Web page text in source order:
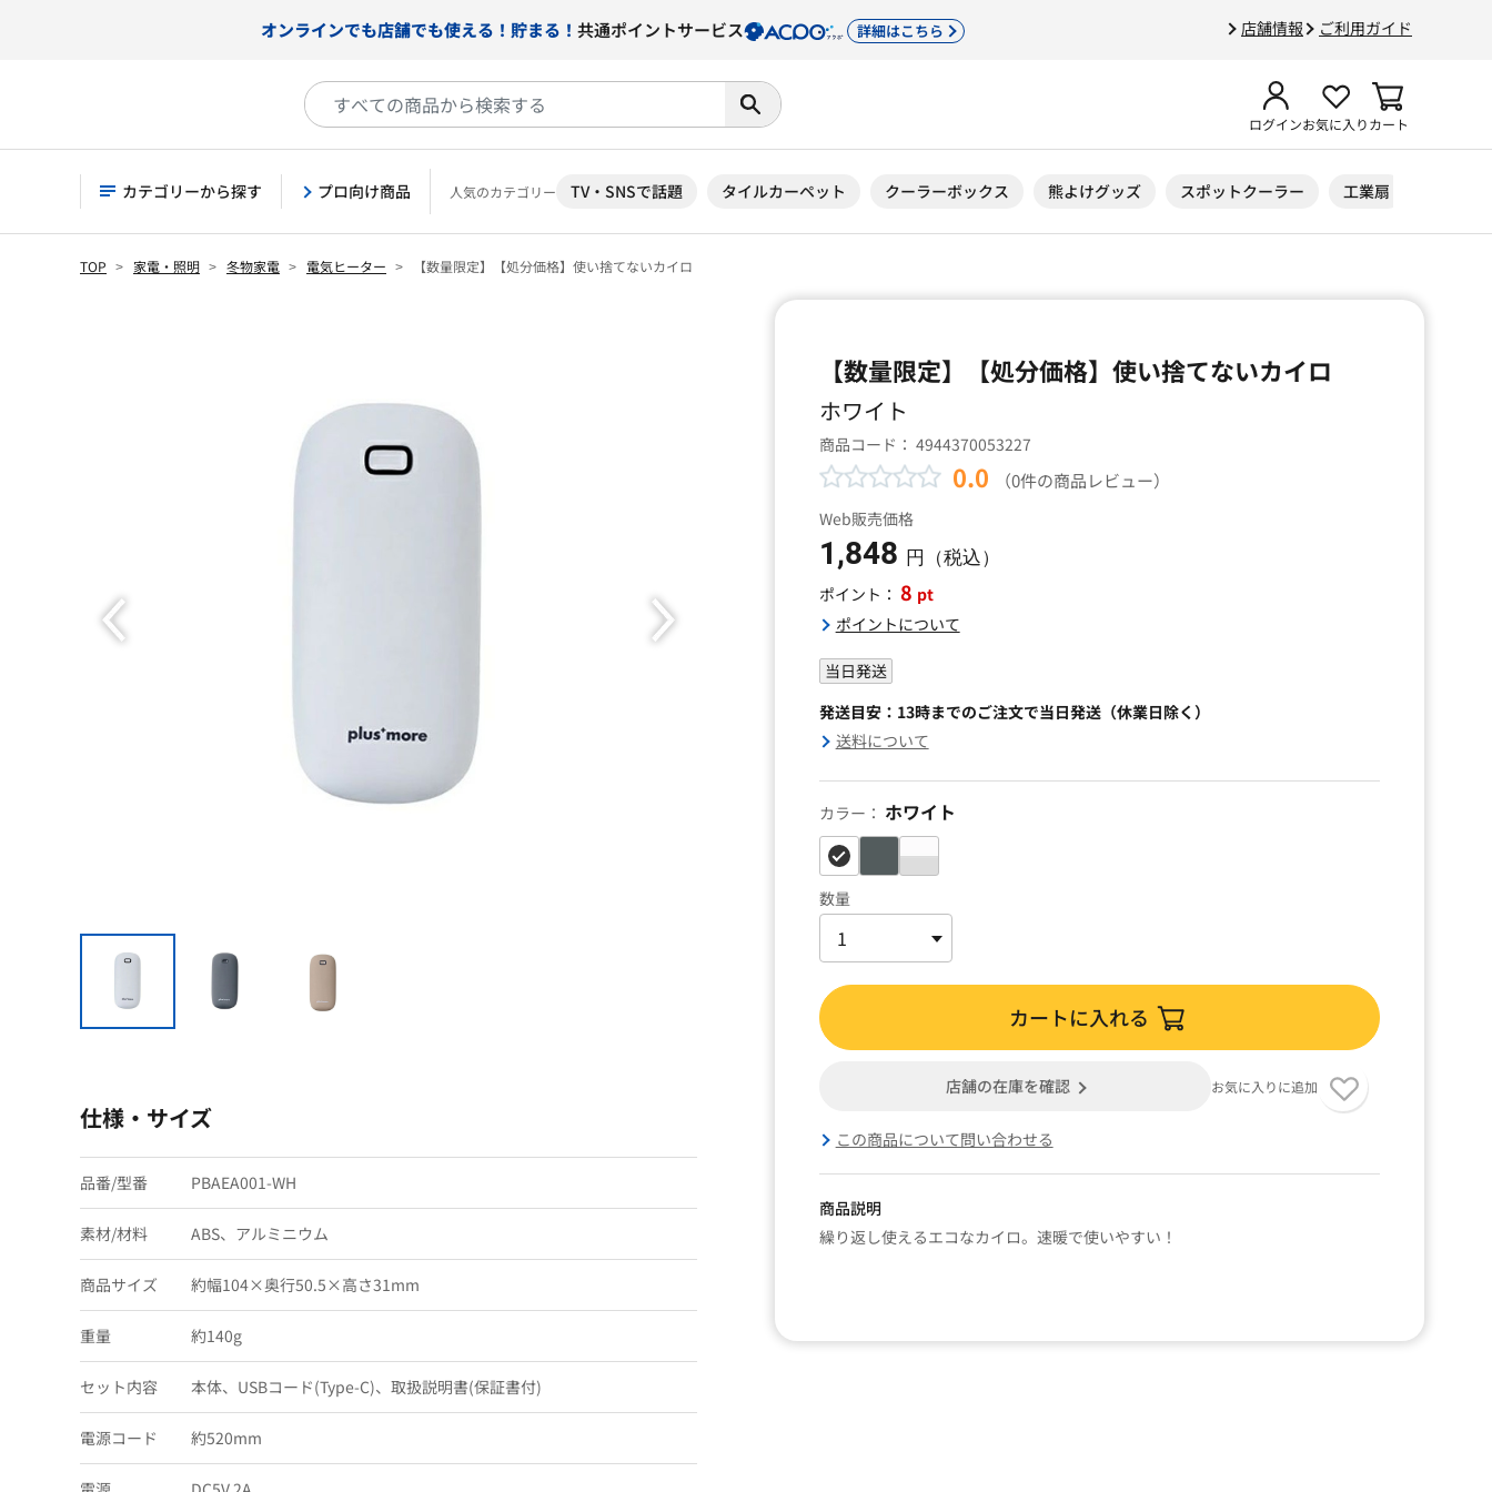
店舗情報 ご利用ガイド
オンラインでも店舗でも使える！貯まる！ 共通ポイントサービス 詳細はこちら
ログインお気に入りカート
カテゴリーから探す プロ向け商品 人気のカテゴリー TV・SNSで話題 タイルカーペット クーラーボックス 熊よけグッズ スポットクーラー 工業扇
TOP 家電・照明 冬物家電 電気ヒーター 【数量限定】【処分価格】使い捨てないカイロ
【数量限定】【処分価格】使い捨てないカイロ
ホワイト
商品コード： 4944370053227
0.0 （0件の商品レビュー）
Web販売価格
1,848 円（税込）
ポイント： 8 pt
ポイントについて
当日発送
発送目安：13時までのご注文で当日発送（休業日除く）
送料について
カラー： ホワイト
数量
カートに入れる
店舗の在庫を確認 お気に入りに追加
この商品について問い合わせる
商品説明
繰り返し使えるエコなカイロ。速暖で使いやすい！
仕様・サイズ
品番/型番 PBAEA001-WH
素材/材料 ABS、アルミニウム
商品サイズ 約幅104×奥行50.5×高さ31mm
重量 約140g
セット内容 本体、USBコード(Type-C)、取扱説明書(保証書付)
電源コード 約520mm